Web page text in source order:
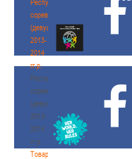
Республиканские
соревнования
(девушки)
2013-
2014
гг.р.
Республиканские
соревнования
(девушки)
2013-
2014
гг.р.
Товарищеские